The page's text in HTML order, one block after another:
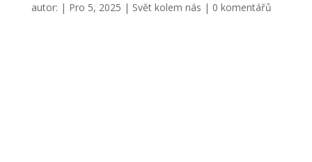
autor: | Pro 5, 2025 | Svět kolem nás | 0 komentářů